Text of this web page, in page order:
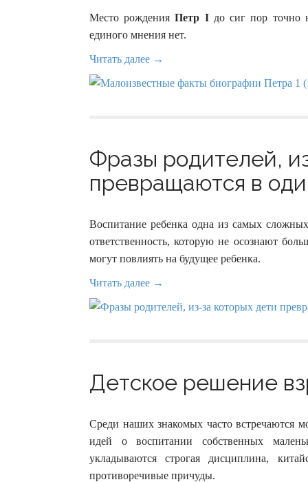
Место рожденияПетр Iдо сиг пор точно
единого мнения нет.
Читать далее →
Фразы родителей,
превращаются в
Воспитание ребенка одна из самых
ответственность, которую не осознают
могут повлиять на будущее ребенка.
Читать далее →
Детское решение
Среди наших знакомых часто встречаются
идей о воспитании собственных
укладываются строгая дисциплина,
противоречивые причуды.